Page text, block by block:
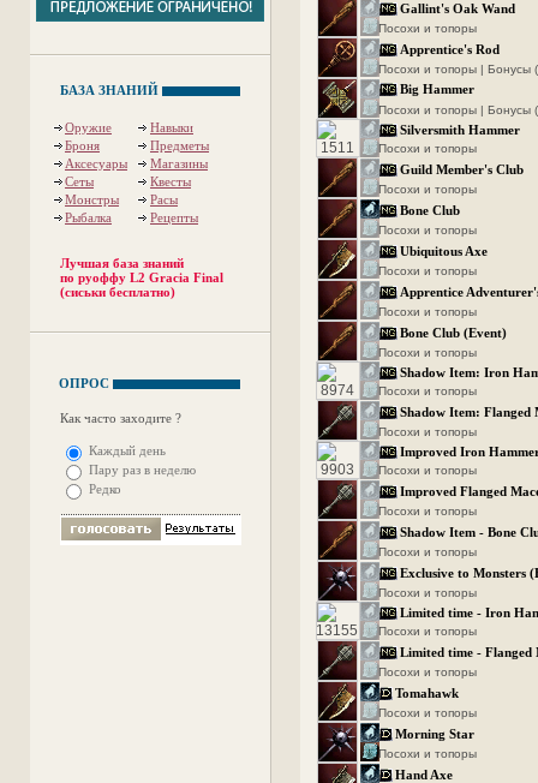
БАЗА ЗНАНИЙ
Оружие
Навыки
Броня
Предметы
Аксесуары
Магазины
Сеты
Квесты
Монстры
Расы
Рыбалка
Рецепты
Лучшая база знаний
по руоффу L2 Gracia Final
(сиськи бесплатно)
ОПРОС
Как часто заходите ?
Каждый день
Пару раз в неделю
Редко
Gallint's Oak Wand
Посохи и топоры
Apprentice's Rod
Посохи и топоры | Бонусы
Big Hammer
Посохи и топоры | Бонусы
Silversmith Hammer
Посохи и топоры
Guild Member's Club
Посохи и топоры
Bone Club
Посохи и топоры
Ubiquitous Axe
Посохи и топоры
Apprentice
Посохи и топоры
Bone Club (Event)
Посохи и топоры
Shadow Item: Iron
Посохи и топоры
Shadow Item: Flanged
Посохи и топоры
Improved Iron
Посохи и топоры
Improved Flanged
Посохи и топоры
Shadow Item - Bone
Посохи и топоры
Exclusive to Monsters
Посохи и топоры
Limited time - Iron
Посохи и топоры
Limited time - Flanged
Посохи и топоры
Tomahawk
Посохи и топоры
Morning Star
Посохи и топоры
Hand Axe